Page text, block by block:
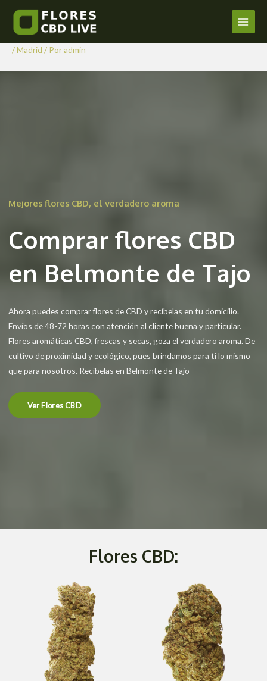
contenido
Main
Comprar Flores CBD en
Belmonte de Tajo
/Madrid / Poradmin
Mejores flores CBD, el verdadero aroma
Comprar flores CBD
en Belmonte de Tajo
Ahora puedes comprar flores de CBD y recíbelas en tu domicilio.
Envíos de 48-72 horas con atención al cliente buena y particular.
Flores aromáticas CBD, frescas y secas, goza el verdadero aroma. De
cultivo de proximidad y ecológico, pues brindamos para ti lo mismo
que para nosotros. Recíbelas en Belmonte de Tajo
Ver Flores CBD
Flores CBD: